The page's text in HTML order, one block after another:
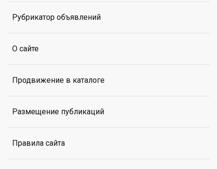
Рубрикатор объявлений
О сайте
Продвижение в каталоге
Размещение публикаций
Правила сайта